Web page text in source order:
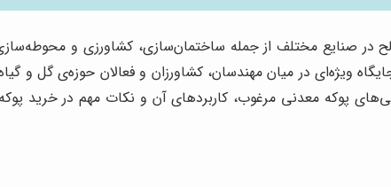
در صنایع مختلف از جمله ساختمان‌سازی، کشاورزی و
ویژه‌ای در میان مهندسان، کشاورزان و فعالان حوزه‌ی گل و
پوکه معدنی مرغوب، کاربردهای آن و نکات مهم در خرید